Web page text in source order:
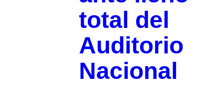
total del
Auditorio
Nacional